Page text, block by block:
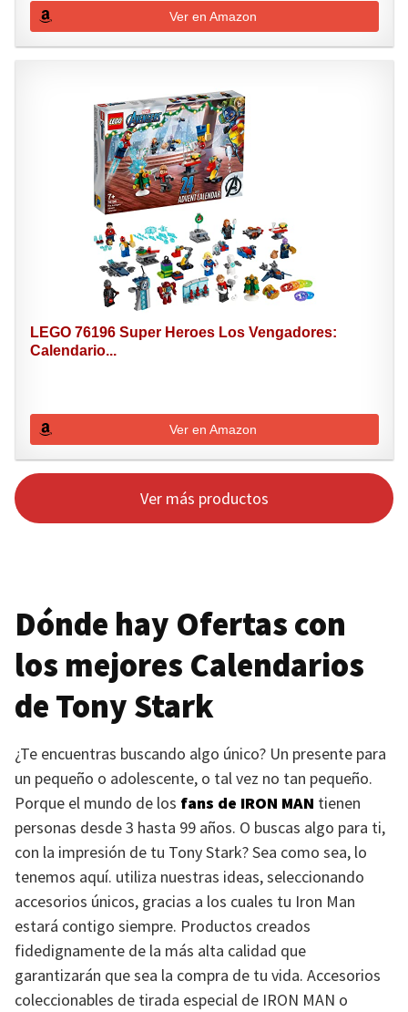
Ver en Amazon
LEGO 76196 Super Heroes Los Vengadores:
Calendario...
Ver en Amazon
Ver más productos
Dónde hay Ofertas con
los mejores Calendarios
de Tony Stark
¿Te encuentras buscando algo único? Un presente para
un pequeño o adolescente, o tal vez no tan pequeño.
Porque el mundo de los fans de IRON MAN tienen
personas desde 3 hasta 99 años. O buscas algo para ti,
con la impresión de tu Tony Stark? Sea como sea, lo
tenemos aquí. utiliza nuestras ideas, seleccionando
accesorios únicos, gracias a los cuales tu Iron Man
estará contigo siempre. Productos creados
fidedignamente de la más alta calidad que
garantizarán que sea la compra de tu vida. Accesorios
coleccionables de tirada especial de IRON MAN o